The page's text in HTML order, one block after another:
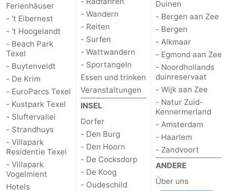
tun
Museen
-
Kirchen
-
Mühlen
Aussichtspunkte
Attraktionen
-
Rundfahrten
Bauernhöfe
-
Spielplätze
-
Ferienhäuser
- 't Eibernest
- 't Hoogelandt
- Beach Park
Texel
- Buytenveldt
- De Krim
- EuroParcs Texel
- Kustpark Texel
- Sluftervallei
- Strandhuys
- Villapark
Residentie Texel
- Villapark
Vogelmient
Hotels
- Wandern
- Reiten
- Surfen
- Wattwandern
- Sportangeln
Essen und trinken
Veranstaltungen
INSEL
Dorfer
- Den Burg
- Den Hoorn
- De Cocksdorp
- De Koog
- Oudeschild
Duinen
- Bergen aan Zee
- Bergen
- Alkmaar
- Egmond aan Zee
- Noordhollands
duinreservaat
- Wijk aan Zee
- Natur Zuid-
Kennermerland
- Amsterdam
- Haarlem
- Zandvoort
ANDERE
Über uns